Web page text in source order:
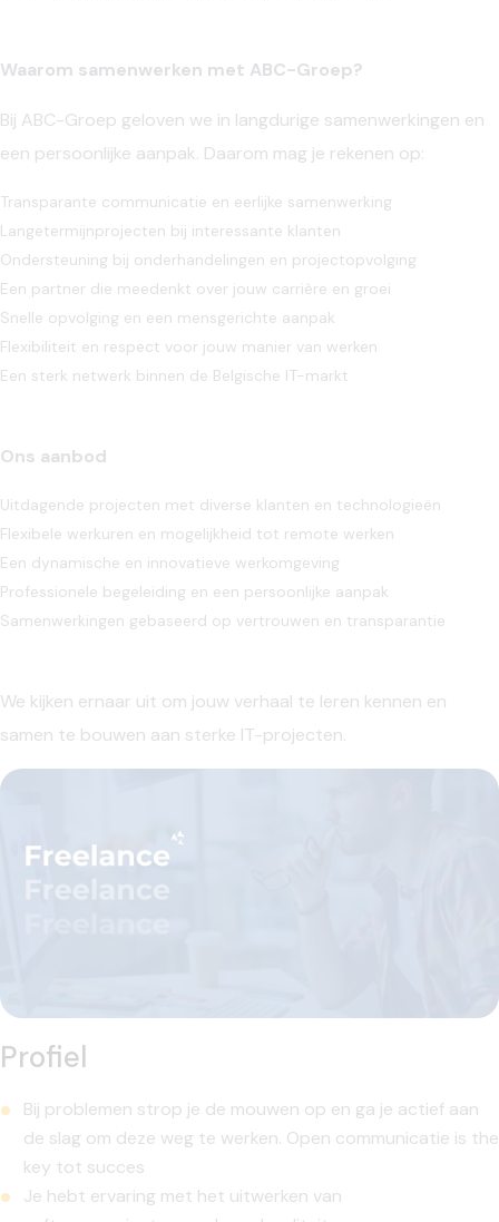
Waarom samenwerken met ABC-Groep?
Bij ABC-Groep geloven we in langdurige samenwerkingen en
een persoonlijke aanpak. Daarom mag je rekenen op:
Transparante communicatie en eerlijke samenwerking
Langetermijnprojecten bij interessante klanten
Ondersteuning bij onderhandelingen en projectopvolging
Een partner die meedenkt over jouw carrière en groei
Snelle opvolging en een mensgerichte aanpak
Flexibiliteit en respect voor jouw manier van werken
Een sterk netwerk binnen de Belgische IT-markt
Ons aanbod
Uitdagende projecten met diverse klanten en technologieën
Flexibele werkuren en mogelijkheid tot remote werken
Een dynamische en innovatieve werkomgeving
Professionele begeleiding en een persoonlijke aanpak
Samenwerkingen gebaseerd op vertrouwen en transparantie
We kijken ernaar uit om jouw verhaal te leren kennen en
samen te bouwen aan sterke IT-projecten.
Profiel
Bij problemen strop je de mouwen op en ga je actief aan
de slag om deze weg te werken. Open communicatie is the
key tot succes
Je hebt ervaring met het uitwerken van